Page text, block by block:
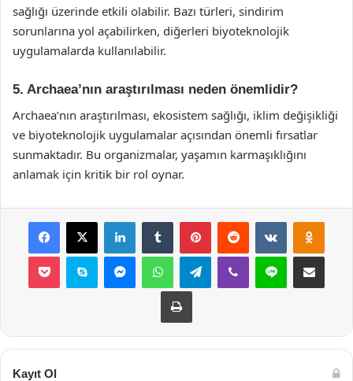
sağlığı üzerinde etkili olabilir. Bazı türleri, sindirim
sorunlarına yol açabilirken, diğerleri biyoteknolojik
uygulamalarda kullanılabilir.
5. Archaea’nın araştırılması neden önemlidir?
Archaea’nın araştırılması, ekosistem sağlığı, iklim değişikliği
ve biyoteknolojik uygulamalar açısından önemli fırsatlar
sunmaktadır. Bu organizmalar, yaşamın karmaşıklığını
anlamak için kritik bir rol oynar.
Facebook
X LinkedInTumblr PinterestReddit VKontakte
Pocket Skype MessengerWhatsAppTelegramViber Line E-Posta ile
Yazdır
Kayıt Ol